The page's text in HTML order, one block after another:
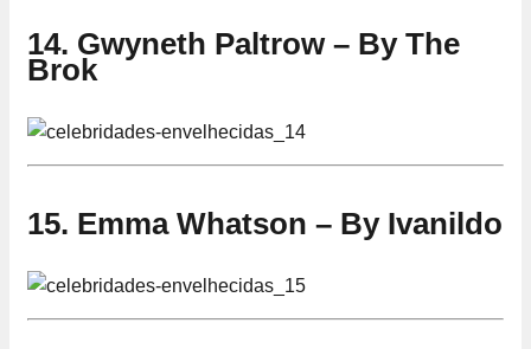
14. Gwyneth Paltrow – By The
Brok
15. Emma Whatson – By Ivanildo